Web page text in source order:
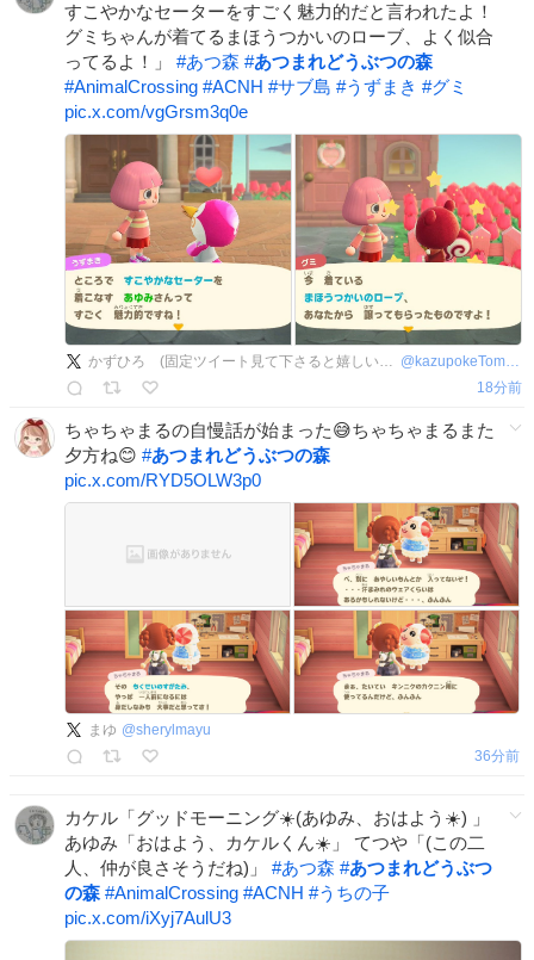
すこやかなセーターをすごく魅力的だと言われたよ！
グミちゃんが着てるまほうつかいのローブ、よく似合
ってるよ！」 #あつ森 #あつまれどうぶつの森
#AnimalCrossing #ACNH #サブ島 #うずまき #グミ
pic.x.com/vgGrsm3q0e
かずひろ (固定ツイート見て下さると嬉しいです) @ kazupokeTomas8
18分前
ちゃちゃまるの自慢話が始まった😅ちゃちゃまるまた
夕方ね😊 #あつまれどうぶつの森
pic.x.com/RYD5OLW3p0
まゆ @sherylmayu
36分前
カケル「グッドモーニング☀️(あゆみ、おはよう☀️) 」
あゆみ「おはよう、カケルくん☀️」 てつや「(この二
人、仲が良さそうだね)」 #あつ森 #あつまれどうぶつ
の森 #AnimalCrossing #ACNH #うちの子
pic.x.com/iXyj7AulU3